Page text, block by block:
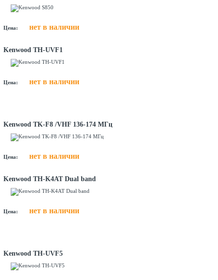
Цена: нет в наличии
Kenwood TH-UVF1
Цена: нет в наличии
Kenwood TK-F8 /VHF 136-174 МГц
Цена: нет в наличии
Kenwood TH-K4AT Dual band
Цена: нет в наличии
Kenwood TH-UVF5